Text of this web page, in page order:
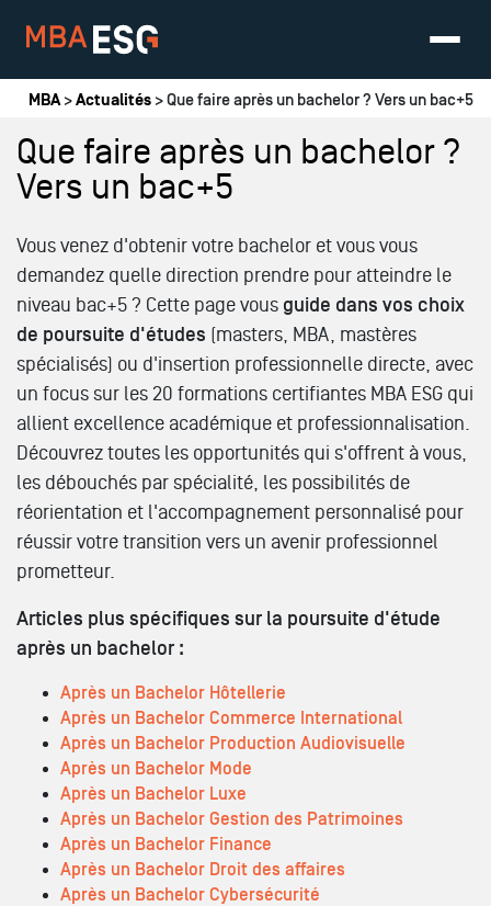
Vous êtes ici
MBA>Actualités > Que faire après un bachelor ? Vers un bac+5
Que faire après un bachelor ?
Vers un bac+5
Vous venez d'obtenir votre bachelor et vous vous
demandez quelle direction prendre pour atteindre le
niveau bac+5 ? Cette page vous guide dans vos choix
de poursuite d'études (masters, MBA, mastères
spécialisés) ou d'insertion professionnelle directe, avec
un focus sur les 20 formations certifiantes MBA ESG qui
allient excellence académique et professionnalisation.
Découvrez toutes les opportunités qui s'offrent à vous,
les débouchés par spécialité, les possibilités de
réorientation et l'accompagnement personnalisé pour
réussir votre transition vers un avenir professionnel
prometteur.
Articles plus spécifiques sur la poursuite d'étude
après un bachelor :
Après un Bachelor Hôtellerie
Après un Bachelor Commerce International
Après un Bachelor Production Audiovisuelle
Après un Bachelor Mode
Après un Bachelor Luxe
Après un Bachelor Gestion des Patrimoines
Après un Bachelor Finance
Après un Bachelor Droit des affaires
Après un Bachelor Cybersécurité